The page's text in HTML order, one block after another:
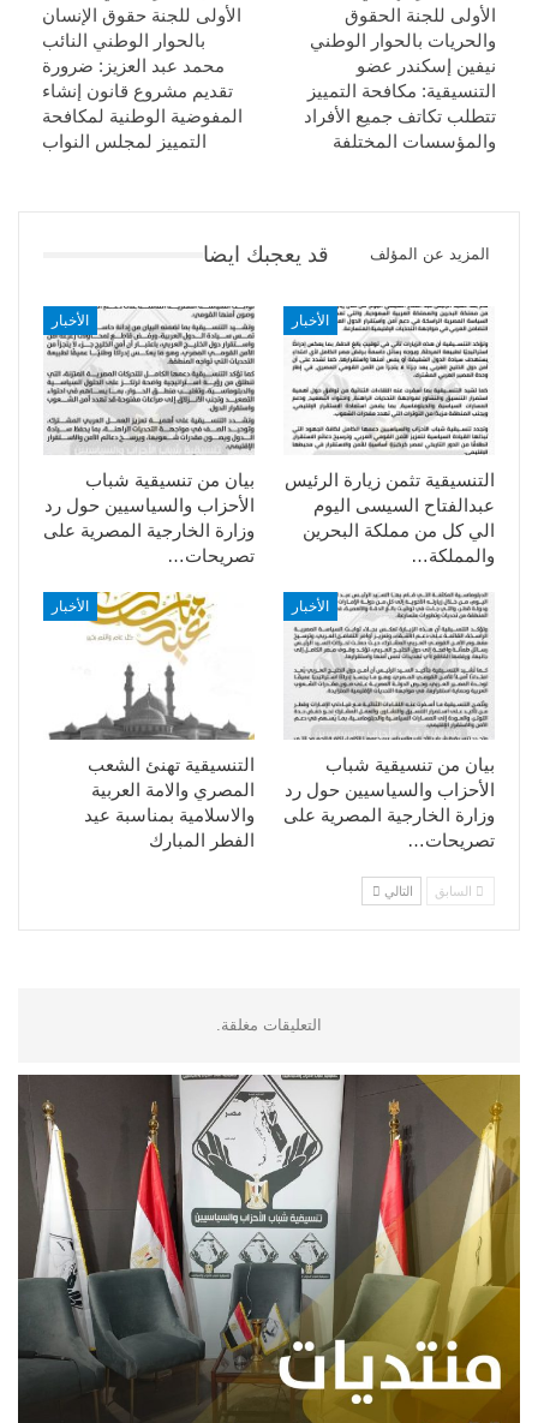
الأولى للجنة حقوق الإنسان
بالحوار الوطني النائب
محمد عبد العزيز: ضرورة
تقديم مشروع قانون إنشاء
المفوضية الوطنية لمكافحة
التمييز لمجلس النواب
الأولى للجنة الحقوق
والحريات بالحوار الوطني
نيفين إسكندر عضو
التنسيقية: مكافحة التمييز
تتطلب تكاتف جميع الأفراد
والمؤسسات المختلفة
قد يعجبك ايضا المزيد عن المؤلف
الأخبار
بيان من تنسيقية شباب
الأحزاب والسياسيين حول رد
وزارة الخارجية المصرية على
تصريحات…
الأخبار
التنسيقية تثمن زيارة الرئيس
عبدالفتاح السيسى اليوم
الي كل من مملكة البحرين
والمملكة…
الأخبار
التنسيقية تهنئ الشعب
المصري والامة العربية
والاسلامية بمناسبة عيد
الفطر المبارك
الأخبار
بيان من تنسيقية شباب
الأحزاب والسياسيين حول رد
وزارة الخارجية المصرية على
تصريحات…
السابق التالي
التعليقات مغلقة.